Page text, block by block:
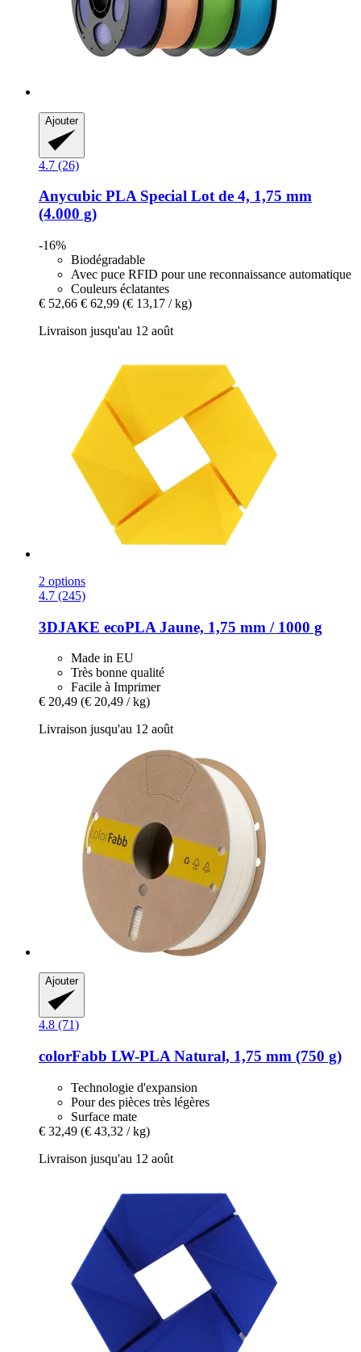
Ajouter
4.7 (26)
Anycubic PLA Special Lot de 4, 1,75 mm
(4.000 g)
-16%
Biodégradable
Avec puce RFID pour une reconnaissance automatique
Couleurs éclatantes
€ 52,66 € 62,99 (€ 13,17 / kg)
Livraison jusqu'au 12 août
2 options
4.7 (245)
3DJAKE ecoPLA Jaune, 1,75 mm / 1000 g
Made in EU
Très bonne qualité
Facile à Imprimer
€ 20,49 (€ 20,49 / kg)
Livraison jusqu'au 12 août
Ajouter
4.8 (71)
colorFabb LW-​PLA Natural, 1,75 mm (750 g)
Technologie d'expansion
Pour des pièces très légères
Surface mate
€ 32,49 (€ 43,32 / kg)
Livraison jusqu'au 12 août